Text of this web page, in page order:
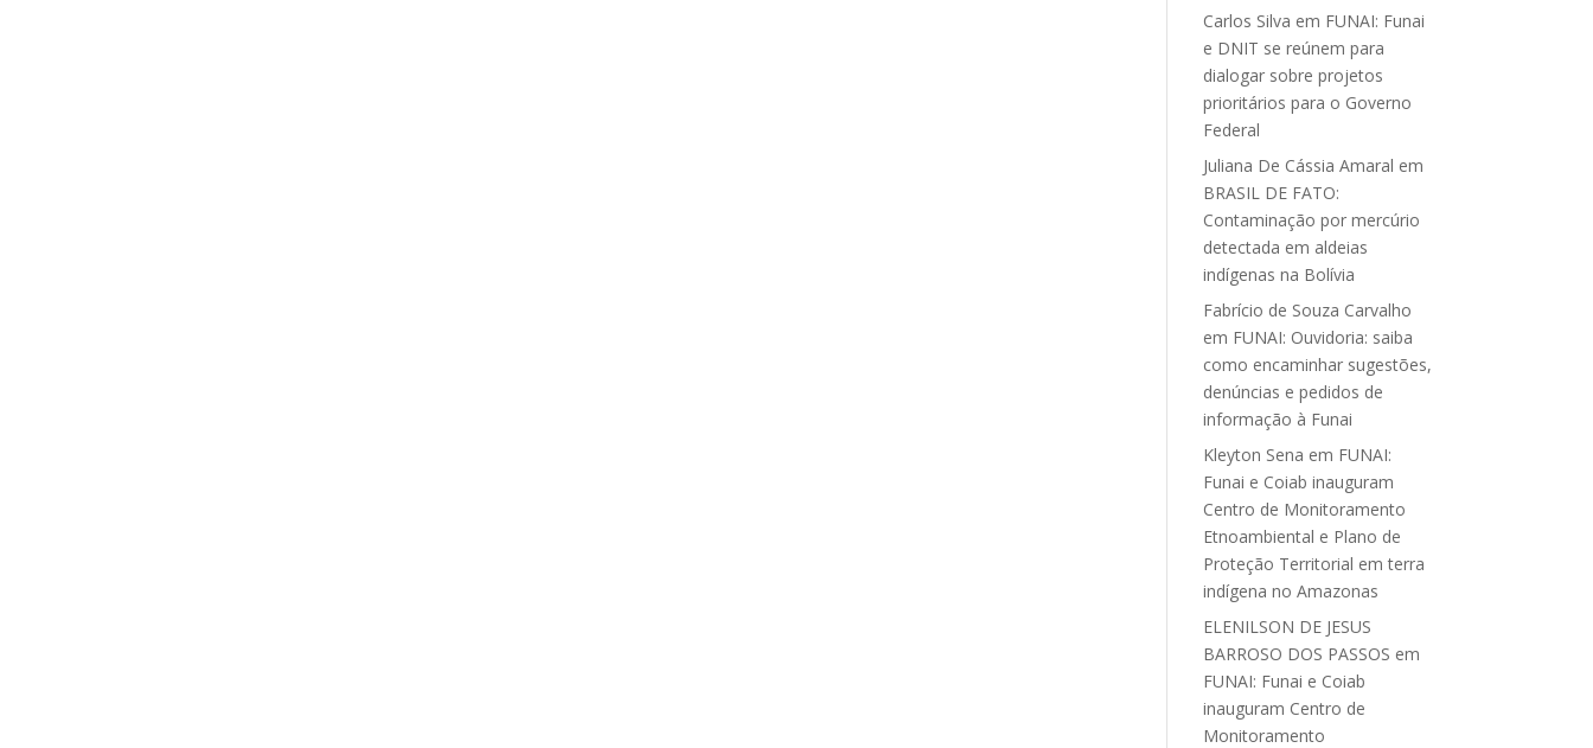
Carlos Silva em FUNAI: Funai
e DNIT se reúnem para
dialogar sobre projetos
prioritários para o Governo
Federal
Juliana De Cássia Amaral em
BRASIL DE FATO:
Contaminação por mercúrio
detectada em aldeias
indígenas na Bolívia
Fabrício de Souza Carvalho
em FUNAI: Ouvidoria: saiba
como encaminhar sugestões,
denúncias e pedidos de
informação à Funai
Kleyton Sena em FUNAI:
Funai e Coiab inauguram
Centro de Monitoramento
Etnoambiental e Plano de
Proteção Territorial em terra
indígena no Amazonas
ELENILSON DE JESUS
BARROSO DOS PASSOS em
FUNAI: Funai e Coiab
inauguram Centro de
Monitoramento